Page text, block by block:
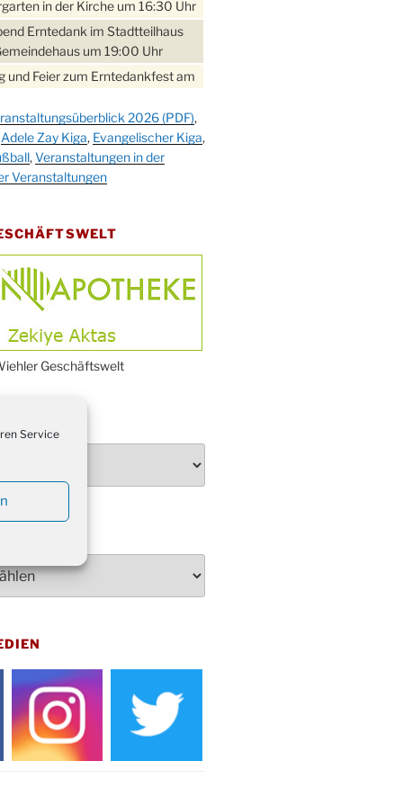
Service
in der Kirche um 16:30 Uhr
Erntedank im Stadtteilhaus
um 19:00 Uhr
und Feier zum Erntedankfest am
im Stadtteilhaus
im Cafe XXS
Andacht um 18:00 Uhr in der
Gottesdienst in der
Uhr
MGV im Stadtteilhaus um
von 16-20 Uhr
Akkordeon-Orchester im
um 16:00 Uhr
im Ev. Gemeindehaus von 14-
des Honterus Chors im
um 19:00 Uhr
im Ev. Gemeindehaus von
2026 (PDF),
Adele Zay Kiga, Evangelischer Kiga,
,Veranstaltungen in der
Veranstaltungen
Geschäftswelt